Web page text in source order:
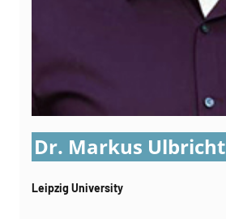
Dr. Markus Ulbricht
Leipzig University